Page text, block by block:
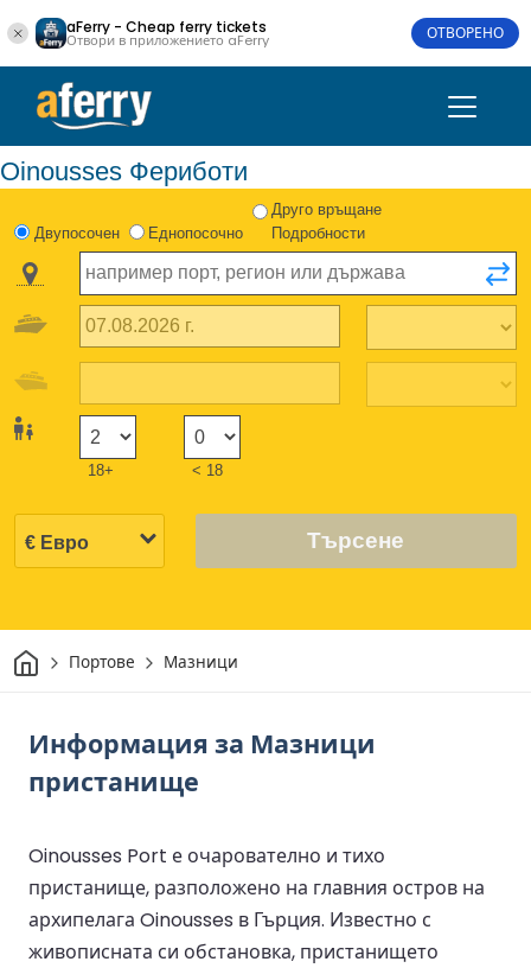
aFerry - Cheap ferry tickets
Отвори в приложението aFerry ОТВОРЕНО
Oinousses Фериботи
Двупосочен Еднопосочно
Друго връщане
Подробности
18+ < 18
Търсене
Начало
Портове Мазници
Информация за Мазници
пристанище
Oinousses Port е очарователно и тихо
пристанище, разположено на главния остров на
архипелага Oinousses в Гърция. Известно с
живописната си обстановка, пристанището